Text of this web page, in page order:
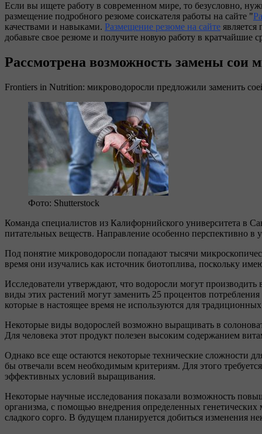
Если вы ищете работу в современном мире, то безусловно,
размещение подробного резюме соискателя работы на сайте "
качествами и навыками. Размещение резюме на сайте
добавьте свое резюме и получите новую работу в кратчайшие
Рассмотрена возможность замены сои
Frontiers in Nutrition: микроводоросли предложили заменить
Фото: Shutterstock
Команда специалистов из Калифорнийского университета в
питательных веществ. Направление особенно перспективно в
Под понятие микроводоросли попадают тысячи
время они изучались как источник биотоплива, поскольку
Исследователи утверждают, что водоросли могут
виды этих растений могут заменить 25 процентов
которые в настоящее время не используются для традиционных
Некоторые виды водорослей возможно выращивать в
Для человека этот продукт полезен высоким содержанием
Однако все еще остаются некоторые технические сложности
бы отвечали всем необходимым критериям. Для этого
эффективных условий выращивания.
Некоторые научные исследования показали возможность
организма, с помощью внедрения определенных
сладкого сорго. В будущем планируется добиться изменения